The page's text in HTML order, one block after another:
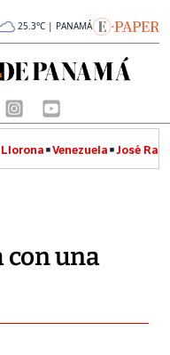
25.3°C | PANAMÁ
Venezuela José
con una